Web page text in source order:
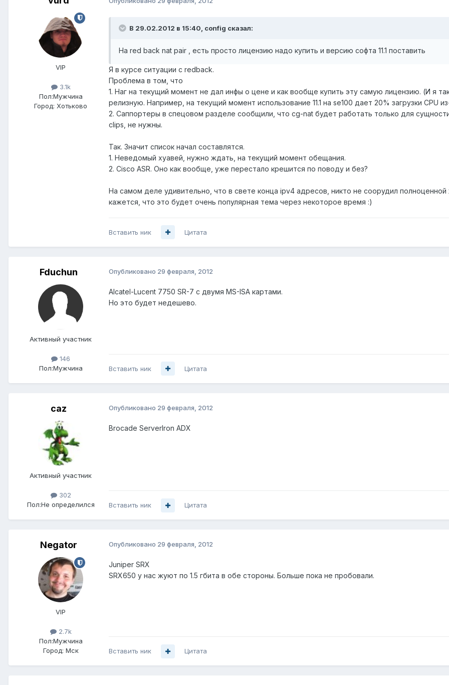
VIP
3.1k
Пол:Мужчина
Город: Хотьково
В 29.02.2012 в 15:40, config сказал:
На red back nat pair , есть просто лицензию надо купить и версию софта 11.1 поставить
Я в курсе ситуации с redback.
Проблема в том, что
1. Наг на текущий момент не дал инфы о цене и как вообще купить эту самую лицензию. (И я
релизную. Например, на текущий момент использование 11.1 на se100 дает 20% загрузки CPU
2. Саппортеры в спецовом разделе сообщили, что cg-nat будет работать только для
clips, не нужны.
Так. Значит список начал составлятся.
1. Неведомый хуавей, нужно ждать, на текущий момент обещания.
2. Cisco ASR. Оно как вообще, уже перестало крешится по поводу и без?
На самом деле удивительно, что в свете конца ipv4 адресов, никто не соорудил
кажется, что это будет очень популярная тема через некоторое время :)
Вставить ник Цитата
Fduchun
Активный участник
146
Пол:Мужчина
Опубликовано 29 февраля, 2012
Alcatel-Lucent 7750 SR-7 с двумя MS-ISA картами.
Но это будет недешево.
Вставить ник Цитата
caz
Активный участник
302
Пол:Не определился
Опубликовано 29 февраля, 2012
Brocade ServerIron ADX
Вставить ник Цитата
Negator
VIP
2.7k
Пол:Мужчина
Город: Мск
Опубликовано 29 февраля, 2012
Juniper SRX
SRX650 у нас жуют по 1.5 гбита в обе стороны. Больше пока не пробовали.
Вставить ник Цитата